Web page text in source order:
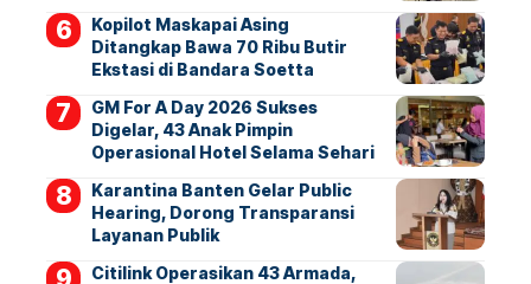
Kopilot Maskapai Asing
Ditangkap Bawa 70 Ribu Butir
Ekstasi di Bandara Soetta
GM For A Day 2026 Sukses
Digelar, 43 Anak Pimpin
Operasional Hotel Selama Sehari
Karantina Banten Gelar Public
Hearing, Dorong Transparansi
Layanan Publik
Citilink Operasikan 43 Armada,